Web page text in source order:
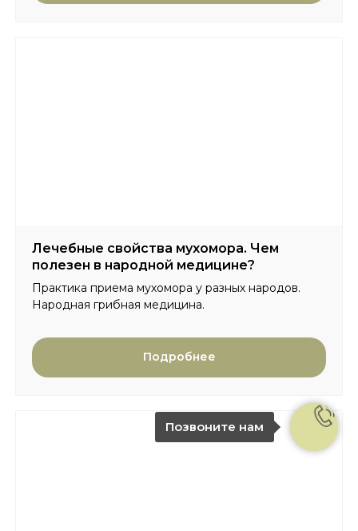
Лечебные свойства мухомора. Чем
полезен в народной медицине?
Практика приема мухомора у разных народов.
Народная грибная медицина.
Подробнее
Позвоните нам